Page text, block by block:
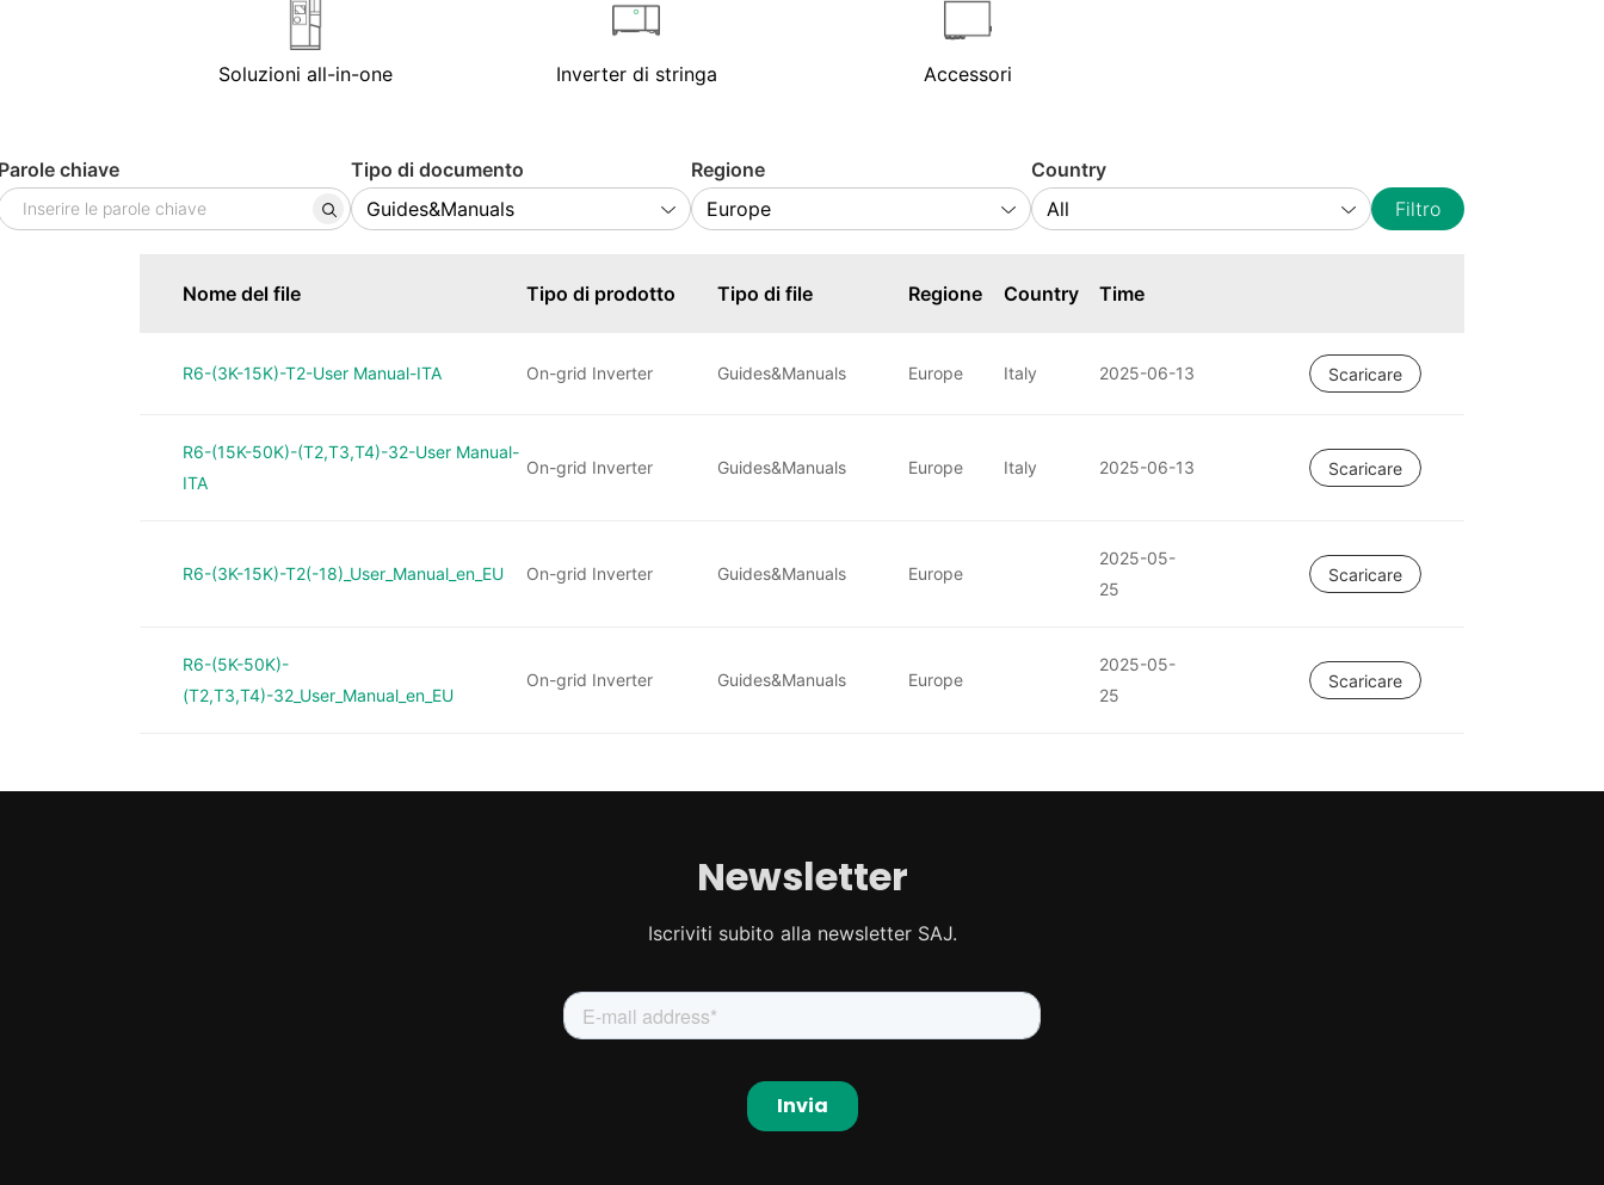
Soluzioni all-in-one Inverter di stringa Accessori
chiave Tipo di documento Regione
Country
Filtro
Nome del file Tipo di prodotto Tipo di file Regione Country Time
R6-(3K-15K)-T2-User Manual-ITA On-grid Inverter Guides&Manuals Europe Italy 2025-06-13 Scaricare
R6-(15K-50K)-(T2,T3,T4)-32-User Manual-
ITA
On-grid Inverter Guides&Manuals Europe Italy 2025-06-13 Scaricare
R6-(3K-15K)-T2(-18)_User_Manual_en_EU On-grid Inverter Guides&Manuals Europe
2025-05-
25
Scaricare
R6-(5K-50K)-
(T2,T3,T4)-32_User_Manual_en_EU
On-grid Inverter Guides&Manuals Europe
2025-05-
25
Scaricare
Newsletter
Iscriviti subito alla newsletter SAJ.